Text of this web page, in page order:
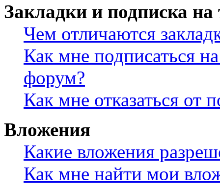
Закладки и подписка
Чем отличаются
Как мне подписаться
форум?
Как мне отказаться от
Вложения
Какие вложения
Как мне найти мои